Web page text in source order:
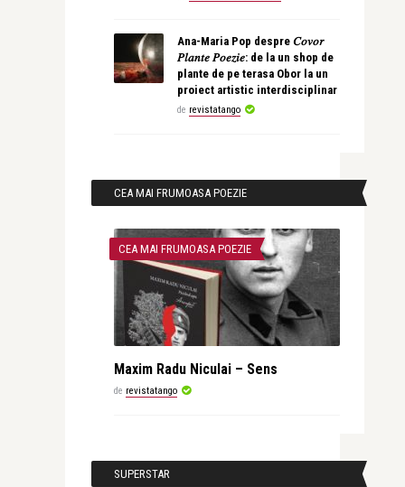
Ana-Maria Pop despre 𝐶𝑜𝑣𝑜𝑟
𝑃𝑙𝑎𝑛𝑡𝑒 𝑃𝑜𝑒𝑧𝑖𝑒: de la un shop de
plante de pe terasa Obor la un
proiect artistic interdisciplinar
de revistatango
CEA MAI FRUMOASA POEZIE
CEA MAI FRUMOASA POEZIE
Maxim Radu Niculai – Sens
de revistatango
SUPERSTAR